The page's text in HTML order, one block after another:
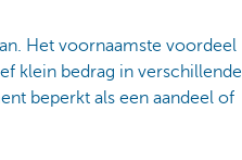
Het voornaamste voordeel
klein bedrag in verschillende
beperkt als een aandeel of